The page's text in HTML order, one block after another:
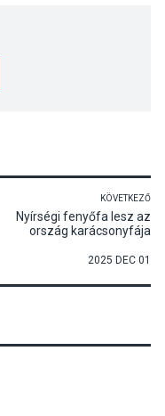
KÖVETKEZŐ
Nyírségi fenyőfa lesz az
ország karácsonyfája
2025 DEC 01